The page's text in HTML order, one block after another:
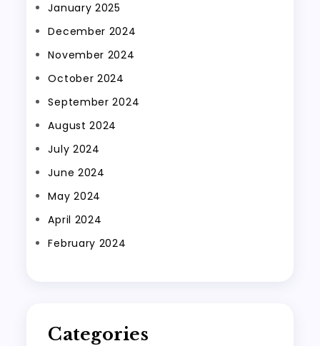
January 2025
December 2024
November 2024
October 2024
September 2024
August 2024
July 2024
June 2024
May 2024
April 2024
February 2024
Categories